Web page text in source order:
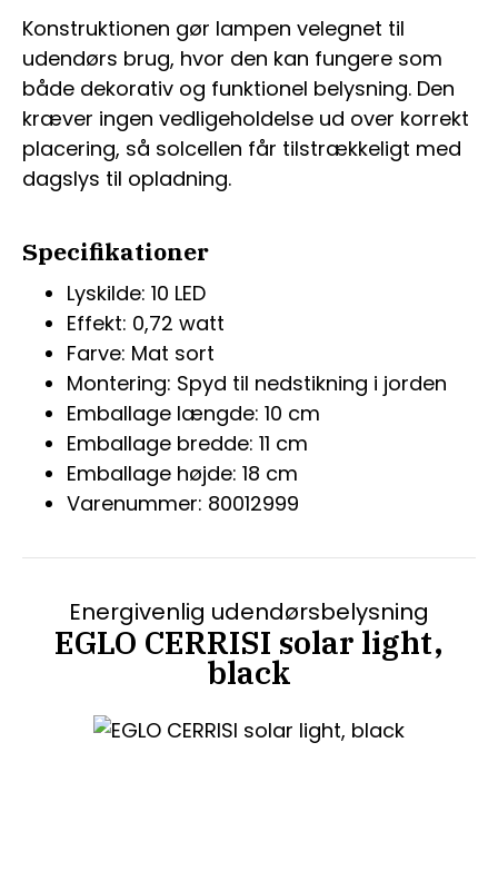
Konstruktionen gør lampen velegnet til
udendørs brug, hvor den kan fungere som
både dekorativ og funktionel belysning. Den
kræver ingen vedligeholdelse ud over korrekt
placering, så solcellen får tilstrækkeligt med
dagslys til opladning.
Specifikationer
Lyskilde: 10 LED
Effekt: 0,72 watt
Farve: Mat sort
Montering: Spyd til nedstikning i jorden
Emballage længde: 10 cm
Emballage bredde: 11 cm
Emballage højde: 18 cm
Varenummer: 80012999
Energivenlig udendørsbelysning
EGLO CERRISI solar light,
black